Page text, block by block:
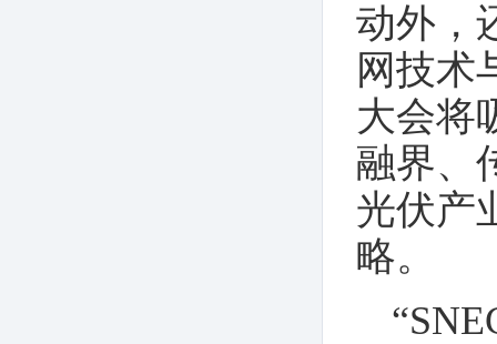
动外，
网技术
大会将
融界、
光伏产
略。